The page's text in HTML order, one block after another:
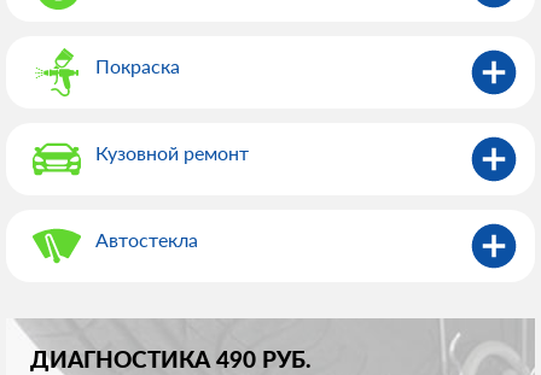
Покраска
Кузовной ремонт
Автостекла
ДИАГНОСТИКА 490 РУБ.